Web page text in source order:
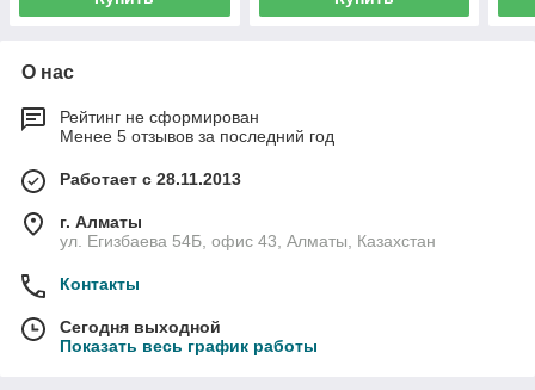
О нас
Рейтинг не сформирован
Менее 5 отзывов за последний год
Работает с 28.11.2013
г. Алматы
ул. Егизбаева 54Б, офис 43, Алматы, Казахстан
Контакты
Сегодня выходной
Показать весь график работы